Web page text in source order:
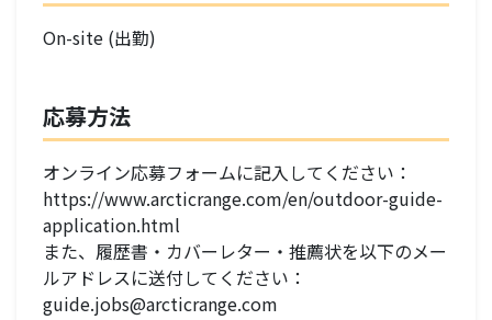
On-site (出勤)
応募方法
オンライン応募フォームに記入してください：
https://www.arcticrange.com/en/outdoor-guide-
application.html
また、履歴書・カバーレター・推薦状を以下のメー
ルアドレスに送付してください：
guide.jobs@arcticrange.com